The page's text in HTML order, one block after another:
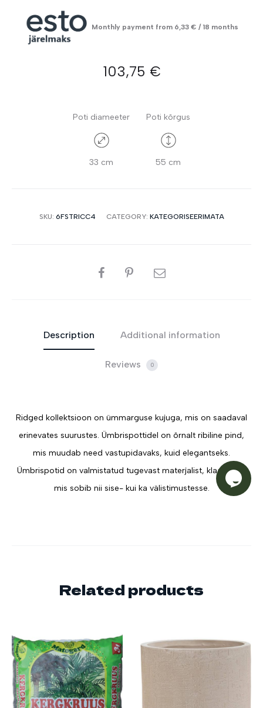
Monthly payment from 6,33 € / 18 months
103,75 €
Poti diameeter
33 cm
Poti kõrgus
55 cm
SKU: 6FSTRICC4 CATEGORY: KATEGORISEERIMATA
SHARE
Description Additional information
Reviews 0
Ridged kollektsioon on ümmarguse kujuga, mis on saadaval
erinevates suurustes. Ümbrispottidel on õrnalt ribiline pind,
mis muudab need vastupidavaks, kuid elegantseks.
Ümbrispotid on valmistatud tugevast materjalist, klaaskiust,
mis sobib nii sise- kui ka välistimustesse.
Related products